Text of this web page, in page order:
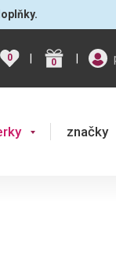
0 | 0 |
značky